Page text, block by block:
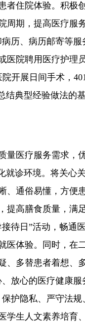
者住院体验。积极
周期，提高医疗服
历、病历邮寄等
医院聘用医疗护理
开展日间手术，
结典型经验做法的
量医疗服务需求，
就诊环境。将关心
、通俗易懂，方便
提高膳食质量，满
待日”活动，畅通
医体验。同时，在
、多替患者着想、
放心的医疗健康
护隐私、严守法
学生人文素养培育